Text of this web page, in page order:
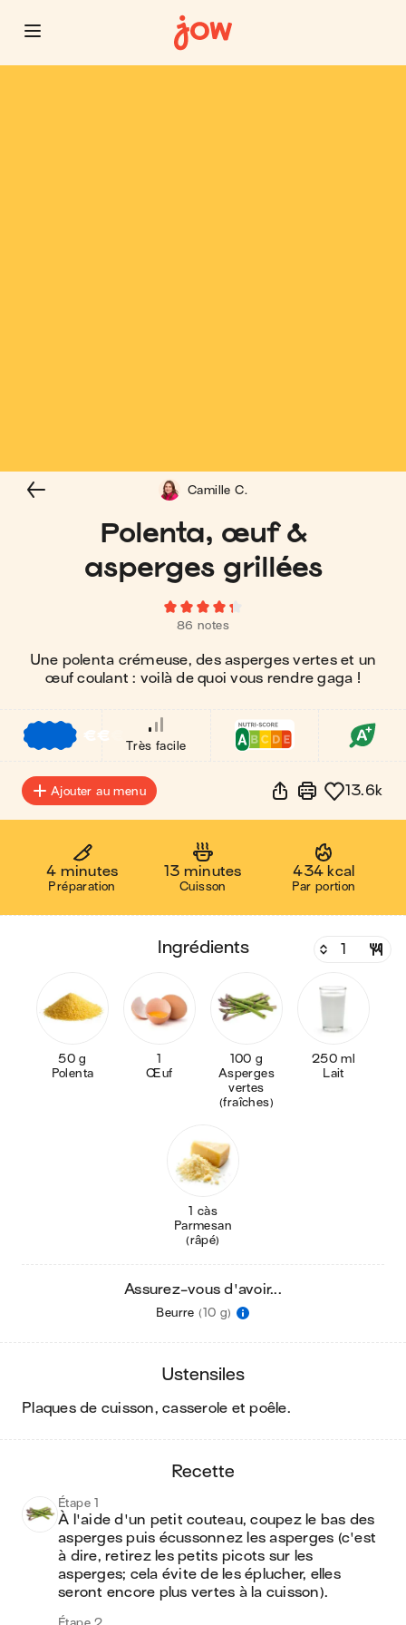
Polenta, œuf &
asperges grillées
86 notes
Une polenta crémeuse, des asperges vertes et un
œuf coulant : voilà de quoi vous rendre gaga !
Camille C.
€€
Très facile
Ajouter au menu 13.6k
4 minutes
Préparation
13 minutes
Cuisson
434 kcal
Par portion
ingrédients
50 g
Polenta
1
Œuf
100 g
Asperges
vertes
(fraîches)
250 ml
Lait
1 càs
Parmesan
(râpé)
Assurez-vous d'avoir...
Beurre (10 g)
ustensiles
plaques de cuisson, casserole et poêle.
recette
Étape 1
À l'aide d'un petit couteau, coupez le bas des
asperges puis écussonnez les asperges (c'est
à dire, retirez les petits picots sur les
asperges; cela évite de les éplucher, elles
seront encore plus vertes à la cuisson).